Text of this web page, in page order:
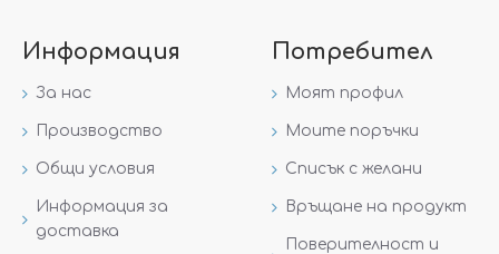
Информация
За нас
Производство
Общи условия
Информация за
доставка
Потребител
Моят профил
Моите поръчки
Списък с желани
Връщане на продукт
Поверителност и